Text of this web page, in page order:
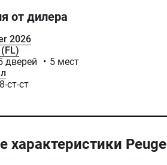
от дилера
2026
дверей • 5 мест
8-ст-ст
характеристики